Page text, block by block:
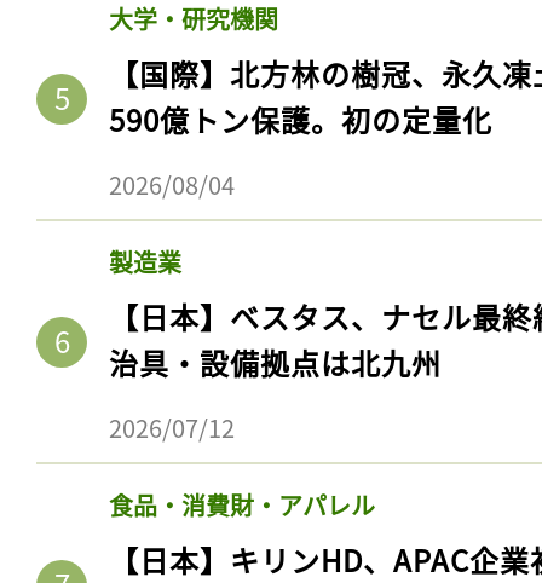
大学・研究機関
【国際】北方林の樹冠、永久
590億トン保護。初の定量化
2026/08/04
製造業
【日本】ベスタス、ナセル最
治具・設備拠点は北九州
2026/07/12
食品・消費財・アパレル
【日本】キリンHD、APAC企